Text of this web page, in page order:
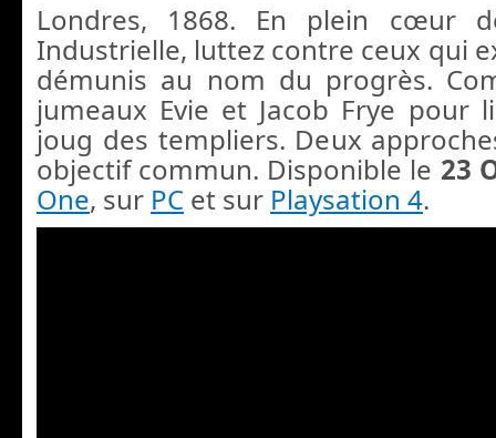
Londres, 1868. En plein cœur
Industrielle, luttez contre ceux qui
démunis au nom du progrès.
jumeaux Evie et Jacob Frye pour
joug des templiers. Deux
objectif commun. Disponible le 23
One, sur PC et sur Playsation 4.